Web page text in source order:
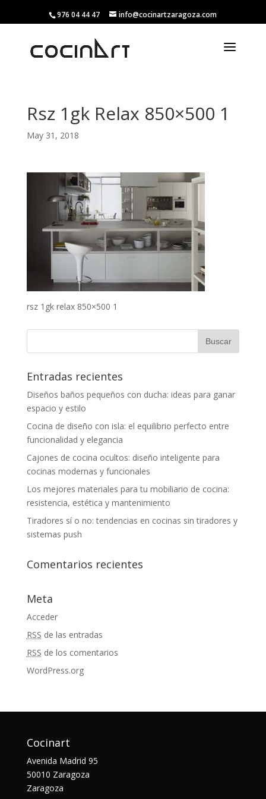
976 04 44 47 info@cocinartzaragoza.com
Rsz 1gk Relax 850×500 1
May 31, 2018
rsz 1gk relax 850×500 1
Entradas recientes
Diseños baños pequeños con ducha: ideas para ganar
espacio y estilo
Cocina de diseño con isla: el equilibrio perfecto entre
funcionalidad y elegancia
Cajones de cocina ocultos: diseño inteligente para
cocinas modernas y funcionales
Los mejores materiales para tu mobiliario de cocina:
resistencia, estética y mantenimiento
Tiradores sí o no: tendencias en cocinas sin tiradores y
sistemas push
Comentarios recientes
Meta
Acceder
RSS de las entradas
RSS de los comentarios
WordPress.org
Cocinart
Avenida Madrid 95
50010 Zaragoza
Zaragoza